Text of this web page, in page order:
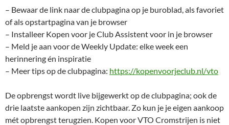
– Bewaar de link naar de clubpagina op je buroblad, als favoriet
of als opstartpagina van je browser
– Installeer Kopen voor je Club Assistent voor in je browser
– Meld je aan voor de Weekly Update: elke week een
herinnering én inspiratie
– Meer tips op de clubpagina: https://kopenvoorjeclub.nl/vto
De opbrengst wordt live bijgewerkt op de clubpagina; ook de
drie laatste aankopen zijn zichtbaar. Zo kun je je eigen aankoop
mét opbrengst terugzien. Kopen voor VTO Cromstrijen is niet